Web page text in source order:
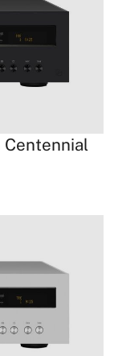
Centennial